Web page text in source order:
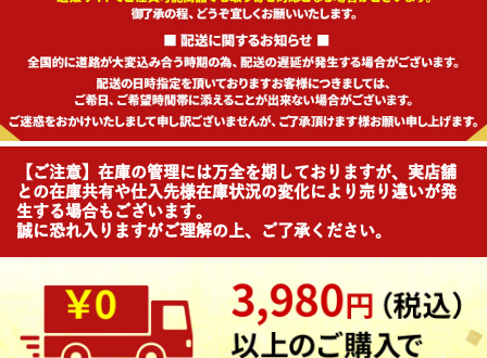
【ご注意】在庫の管理には万全を期しておりますが、実店舗
との在庫共有や仕入先様在庫状況の変化により売り違いが発
生する場合もございます。
誠に恐れ入りますがご理解の上、ご了承ください。